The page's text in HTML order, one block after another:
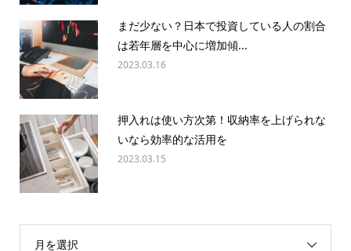
まだ少ない？日本で投資している人の割合
は若年層を中心に増加傾...
2023.03.16
押入れは使い方次第！収納率を上げられな
いなら効率的な活用を
2023.03.15
月を選択